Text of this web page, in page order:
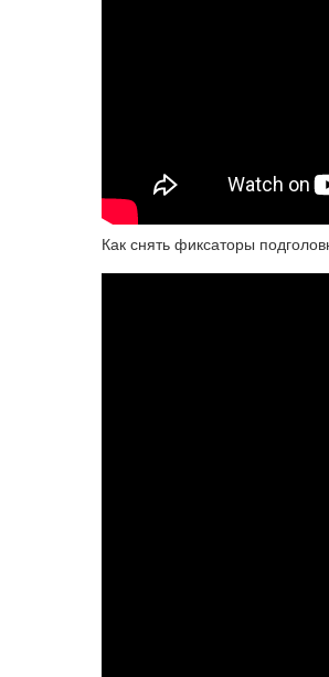
Как снять фиксаторы